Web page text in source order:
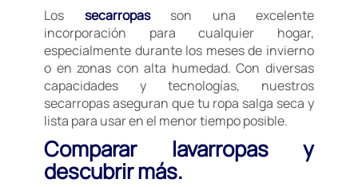
Los secarropasson una excelente
incorporación para cualquier hogar,
especialmente durante los meses de invierno
o en zonas con alta humedad. Con diversas
capacidades y tecnologías, nuestros
secarropas aseguran que tu ropa salga seca y
lista para usar en el menor tiempo posible.
Comparar lavarropas y
descubrir más.